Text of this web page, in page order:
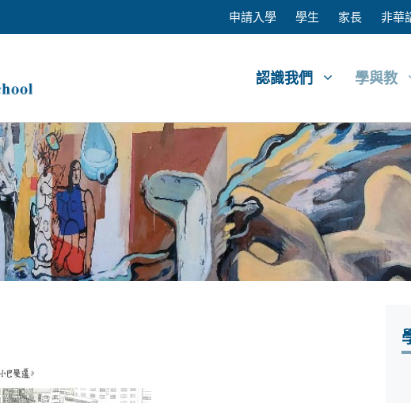
申請入學 學生 家長 非華
認識我們 學與教